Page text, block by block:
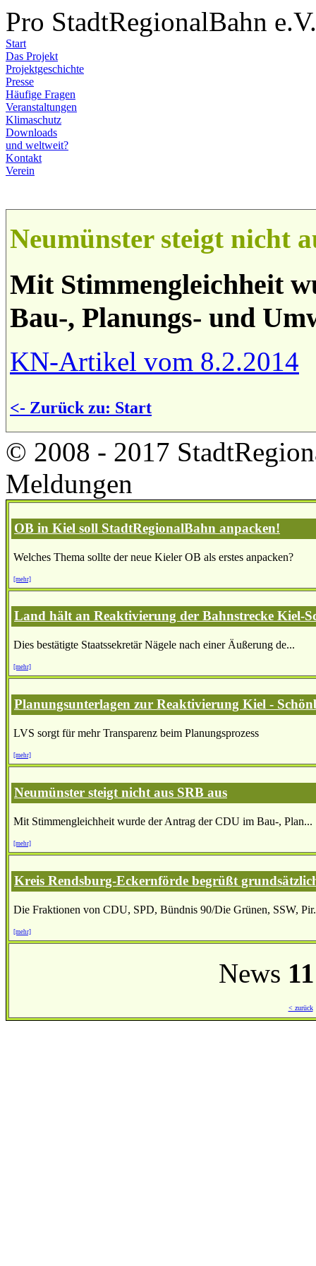
Pro StadtRegionalBahn e.V.
Start
Das Projekt
Projektgeschichte
Presse
Häufige Fragen
Veranstaltungen
Klimaschutz
Downloads
und weltweit?
Kontakt
Verein
Neumünster steigt nicht
Mit Stimmengleichheit
Bau-, Planungs- und
KN-Artikel vom 8.2.2014
<- Zurück zu: Start
© 2008 - 2017
Meldungen
OB in Kiel soll StadtRegionalBahn anpacken!
Welches Thema sollte der neue Kieler OB als erstes anpacken?
[mehr]
Land hält an Reaktivierung der Bahnstrecke Kiel-
Dies bestätigte Staatssekretär Nägele nach einer Äußerung de...
[mehr]
Planungsunterlagen zur Reaktivierung Kiel -
LVS sorgt für mehr Transparenz beim Planungsprozess
[mehr]
Neumünster steigt nicht aus SRB aus
Mit Stimmengleichheit wurde der Antrag der CDU im Bau-, Plan...
[mehr]
Kreis Rendsburg-Eckernförde begrüßt
Die Fraktionen von CDU, SPD, Bündnis 90/Die Grünen, SSW,
[mehr]
News
< zurück